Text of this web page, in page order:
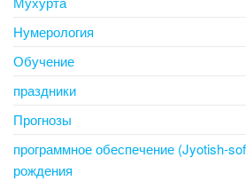
Нумерология
Обучение
праздники
Прогнозы
программное обеспечение (Jyotish-
рождения